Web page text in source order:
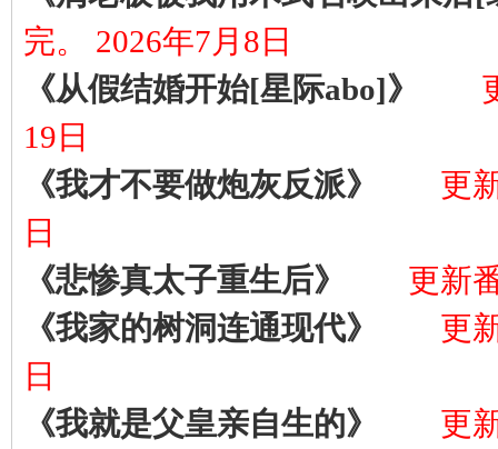
完。 2026年7月8日
《从假结婚开始[星际abo]》
19日
《我才不要做炮灰反派》
更
日
《悲惨真太子重生后》
更新
《我家的树洞连通现代》
更
日
《我就是父皇亲自生的》
更